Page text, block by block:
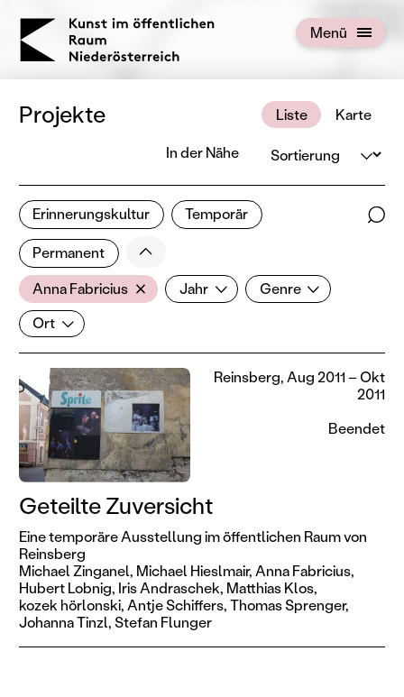
KOERNOE Menü
Menü öffnen
Projekte Liste Karte
1 von 676 Projekten
In der Nähe Sortierung
Erinnerungskultur Temporär
Permanent Weniger
AkteurIn
Anna Fabricius JahrJahr Genre
Genre
OrtOrt
Ergebnisse filtern
Filter zurücksetzen
Geteilte Zuversicht
Eine temporäre Ausstellung im öffentlichen Raum von
Reinsberg
Michael Zinganel, Michael Hieslmair,Anna Fabricius,
Hubert Lobnig, Iris Andraschek, Matthias Klos,
kozek hörlonski,Antje Schiffers,Thomas Sprenger,
Johanna Tinzl,Stefan Flunger
Reinsberg, Aug 2011 – Okt
2011
Beendet